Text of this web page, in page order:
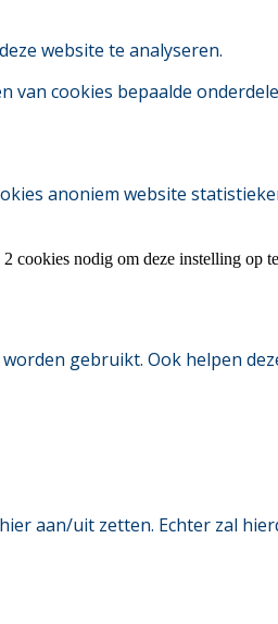
website te analyseren.
cookies bepaalde
anoniem website
cookies nodig om deze instelling op
gebruikt. Ook helpen
aan/uit zetten. Echter zal